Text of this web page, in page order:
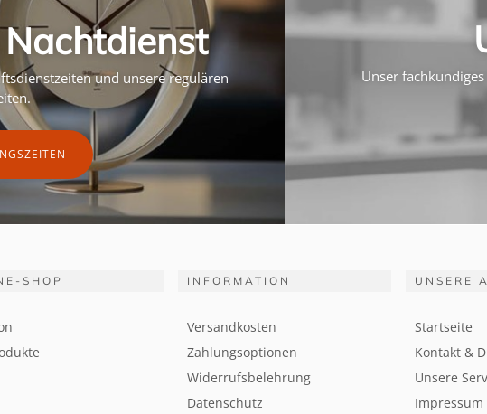
und unsere regulären
Unser
SHOP INFORMATION
Versandkosten
Zahlungsoptionen
Widerrufsbelehrung
Datenschutz
UNSERE
Startseite
Kontakt &
Unsere
Impressum